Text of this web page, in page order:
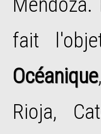
fait
Océanique
Rioja,